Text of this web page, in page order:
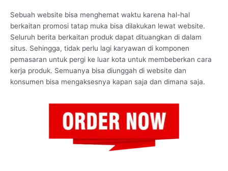
Sebuah website bisa menghemat waktu karena hal-hal
berkaitan promosi tatap muka bisa dilakukan lewat website.
Seluruh berita berkaitan produk dapat dituangkan di dalam
situs. Sehingga, tidak perlu lagi karyawan di komponen
pemasaran untuk pergi ke luar kota untuk membeberkan cara
kerja produk. Semuanya bisa diunggah di website dan
konsumen bisa mengaksesnya kapan saja dan dimana saja.